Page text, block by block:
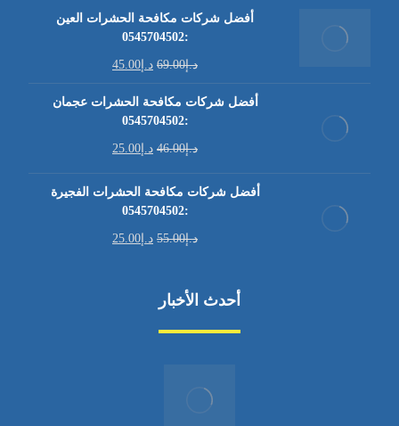
أفضل شركات مكافحة الحشرات العين
:0545704502
د.إ69.00 د.إ 45.00
أفضل شركات مكافحة الحشرات عجمان
:0545704502
د.إ46.00 د.إ 25.00
أفضل شركات مكافحة الحشرات الفجيرة
:0545704502
د.إ55.00 د.إ 25.00
أحدث الأخبار